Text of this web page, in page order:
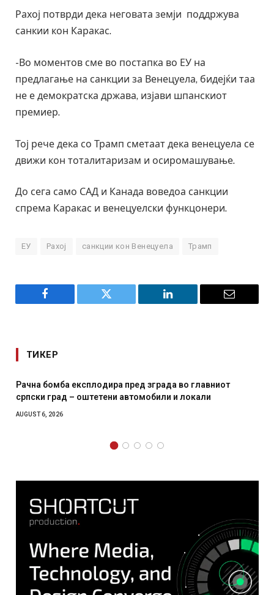
Рахој потврди дека неговата земји поддржува
санкии кон Каракас.
-Во моментов сме во постапка во ЕУ на
предлагање на санкции за Венецуела, бидејќи таа
не е демократска држава, изјави шпанскиот
премиер.
Тој рече дека со Трамп сметаат дека венецуела се
движи кон тоталитаризам и осиромашување.
До сега само САД и Канада воведоа санкции
спрема Каракас и венецуелски функцонери.
ЕУ Рахој санкции кон Венецуела Трамп
Facebook Twitter LinkedIn Email
ТИКЕР
Рачна бомба експлодира пред зграда во главниот
српски град – оштетени автомобили и локали
AUGUST 6, 2026